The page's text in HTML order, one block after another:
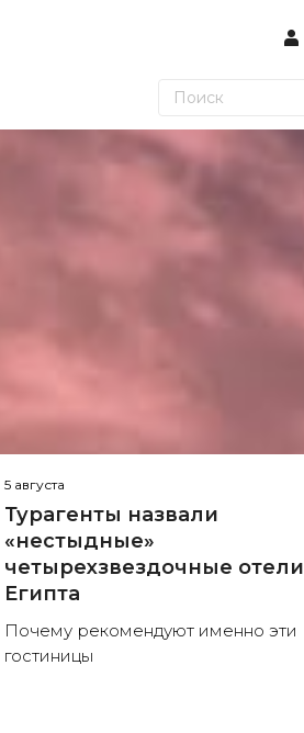
5 августа
Турагенты назвали
«нестыдные»
четырехзвездочные отели
Египта
Почему рекомендуют именно эти
гостиницы